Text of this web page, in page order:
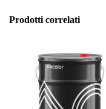
Prodotti correlati